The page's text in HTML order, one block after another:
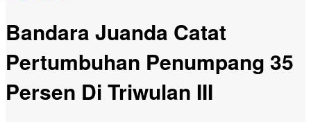
Bandara Juanda Catat
Pertumbuhan Penumpang 35
Persen Di Triwulan III